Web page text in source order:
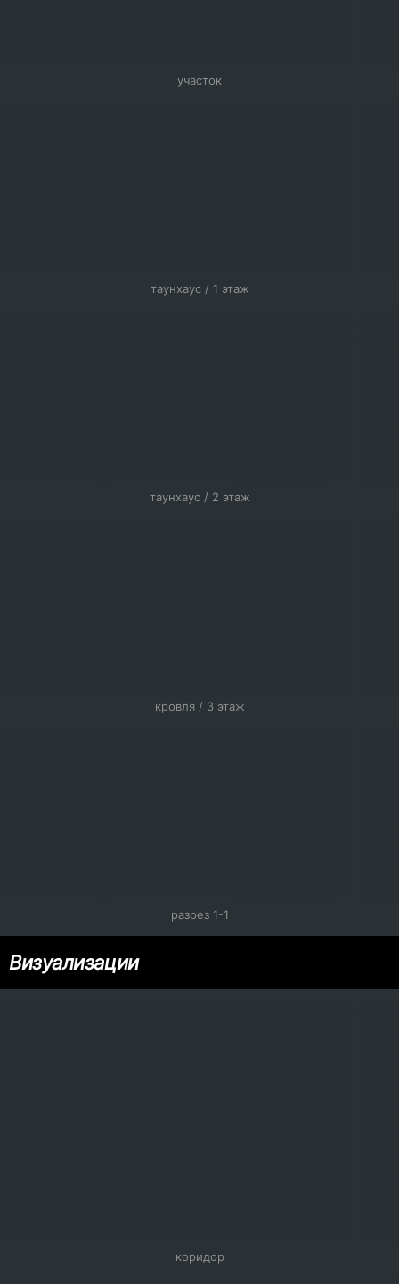
участок
таунхаус / 1 этаж
таунхаус / 2 этаж
кровля / 3 этаж
разрез 1-1
Визуализации
коридор